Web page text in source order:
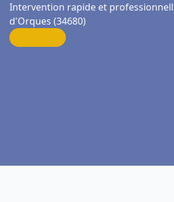
Intervention rapide et
d'Orques (34680)